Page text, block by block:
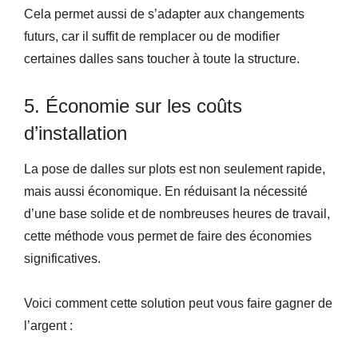
Cela permet aussi de s’adapter aux changements
futurs, car il suffit de remplacer ou de modifier
certaines dalles sans toucher à toute la structure.
5. Économie sur les coûts
d’installation
La pose de dalles sur plots est non seulement rapide,
mais aussi économique. En réduisant la nécessité
d’une base solide et de nombreuses heures de travail,
cette méthode vous permet de faire des économies
significatives.
Voici comment cette solution peut vous faire gagner de
l’argent :